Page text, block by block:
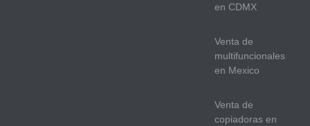
en CDMX
Venta de
multifuncionales
en Mexico
Venta de
copiadoras en